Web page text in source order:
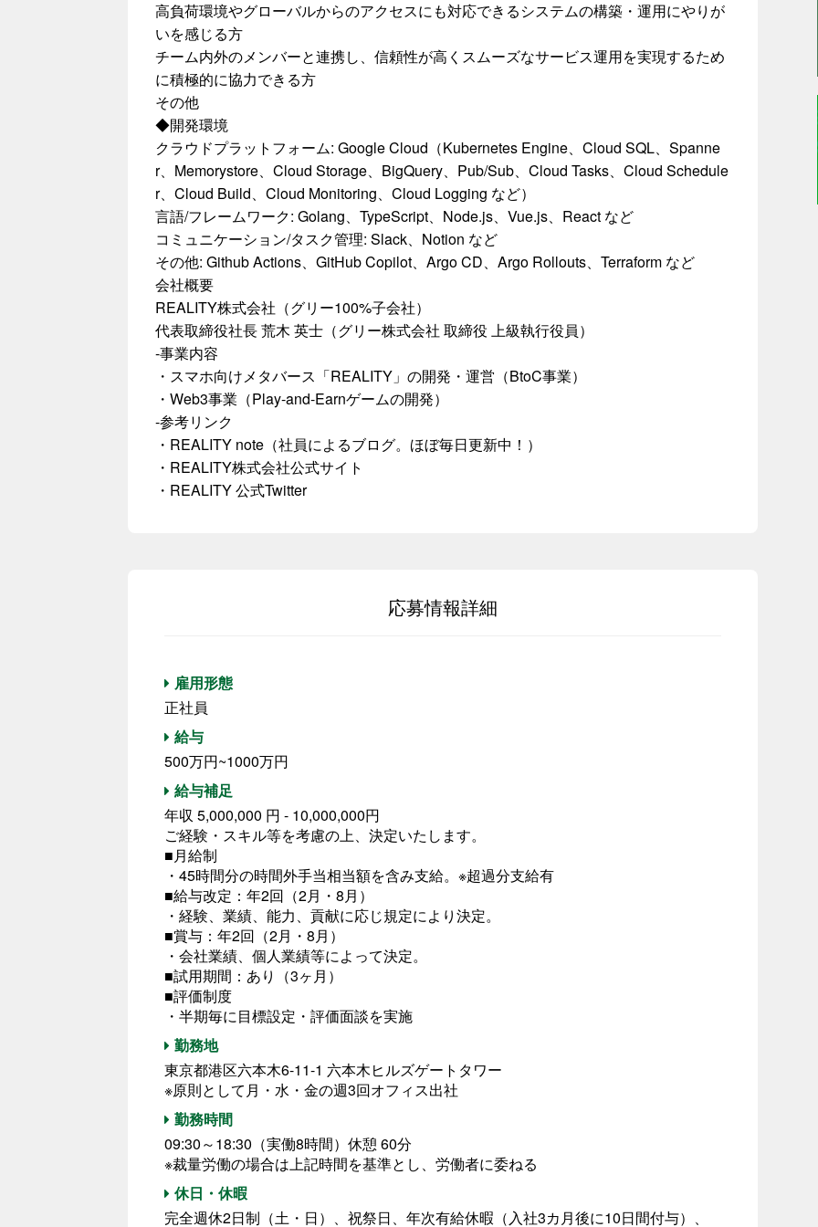
高負荷環境やグローバルからのアクセスにも対応できるシステムの構築・運用にやりが
いを感じる方
チーム内外のメンバーと連携し、信頼性が高くスムーズなサービス運用を実現するため
に積極的に協力できる方
その他
◆開発環境
クラウドプラットフォーム: Google Cloud（Kubernetes Engine、Cloud SQL、Spanne
r、Memorystore、Cloud Storage、BigQuery、Pub/Sub、Cloud Tasks、Cloud Schedule
r、Cloud Build、Cloud Monitoring、Cloud Logging など）
言語/フレームワーク: Golang、TypeScript、Node.js、Vue.js、React など
コミュニケーション/タスク管理: Slack、Notion など
その他: Github Actions、GitHub Copilot、Argo CD、Argo Rollouts、Terraform など
会社概要
REALITY株式会社（グリー100%子会社）
代表取締役社長 荒木 英士（グリー株式会社 取締役 上級執行役員）
-事業内容
・スマホ向けメタバース「REALITY」の開発・運営（BtoC事業）
・Web3事業（Play-and-Earnゲームの開発）
-参考リンク
・REALITY note（社員によるブログ。ほぼ毎日更新中！）
・REALITY株式会社公式サイト
・REALITY 公式Twitter
応募情報詳細
雇用形態
正社員
給与
500万円~1000万円
給与補足
年収 5,000,000 円 - 10,000,000円
ご経験・スキル等を考慮の上、決定いたします。
■月給制
・45時間分の時間外手当相当額を含み支給。※超過分支給有
■給与改定：年2回（2月・8月）
・経験、業績、能力、貢献に応じ規定により決定。
■賞与：年2回（2月・8月）
・会社業績、個人業績等によって決定。
■試用期間：あり（3ヶ月）
■評価制度
・半期毎に目標設定・評価面談を実施
勤務地
東京都港区六本木6-11-1 六本木ヒルズゲートタワー
※原則として月・水・金の週3回オフィス出社
勤務時間
09:30～18:30（実働8時間）休憩 60分
※裁量労働の場合は上記時間を基準とし、労働者に委ねる
休日・休暇
完全週休2日制（土・日）、祝祭日、年次有給休暇（入社3カ月後に10日間付与）、